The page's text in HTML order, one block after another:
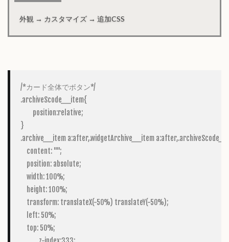
外観 → カスタマイズ → 追加CSS
/*カード全体でボタン*/
.archiveScode__item{
}
.archive__item a:after,.widgetArchive__item
    content: "";
    position: absolute;
    width: 100%;
    height: 100%;
    transform: translateX(-50%) translateY(-50%);
    left: 50%;
    top: 50%;